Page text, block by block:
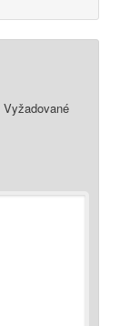
Vyžadované